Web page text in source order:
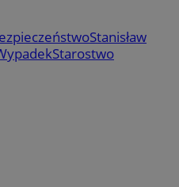
Stanisław
Starostwo